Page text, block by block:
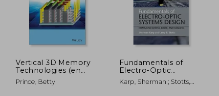
Vertical 3D Memory
Technologies (en
Inglés)
Prince, Betty
Fundamentals of
Electro-Optic
Systems Design:
Communications,
Karp, Sherman ; Stotts,